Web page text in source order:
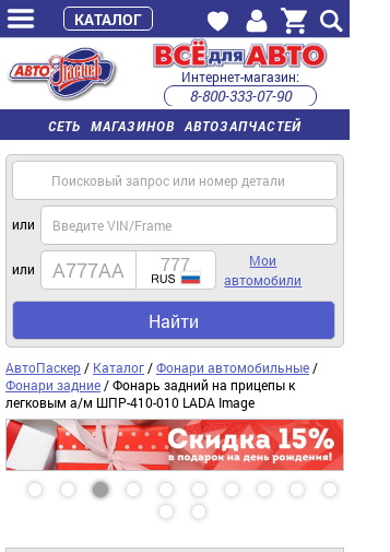
СЕТЬ МАГАЗИНОВ АВТОЗАПЧАСТЕЙ
Интернет-магазин:
8-800-333-07-90
часы работы с 9:00 до 22:00 (пн-пт)
или
или
Мои
автомобили
Найти
АвтоПаскер / Каталог /Фонари автомобильные /
Фонари задние / Фонарь задний на прицепы к
легковым а/м ШПР-410-010 LADA Image
КАТАЛОГ